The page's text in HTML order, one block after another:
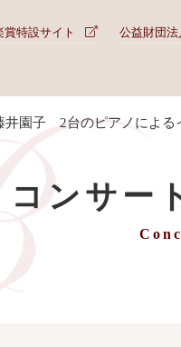
賞特設サイト 公益財団法
井園子 2台のピアノによる
コンサー